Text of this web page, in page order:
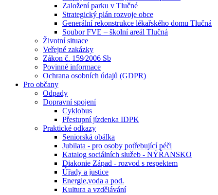
Založení parku v Tlučné
Strategický plán rozvoje obce
Generální rekonstrukce lékařského domu Tlučná
Soubor FVE – školní areál Tlučná
Životní situace
Veřejné zakázky
Zákon č. 159⁄2006 Sb
Povinné informace
Ochrana osobních údajů (GDPR)
Pro občany
Odpady
Dopravní spojení
Cyklobus
Přestupní jízdenka IDPK
Praktické odkazy
Seniorská obálka
Jubilata - pro osoby potřebující péči
Katalog sociálních služeb - NÝŘANSKO
Diakonie Západ - rozvod s respektem
Úřady a justice
Energie,voda a pod.
Kultura a vzdělávání